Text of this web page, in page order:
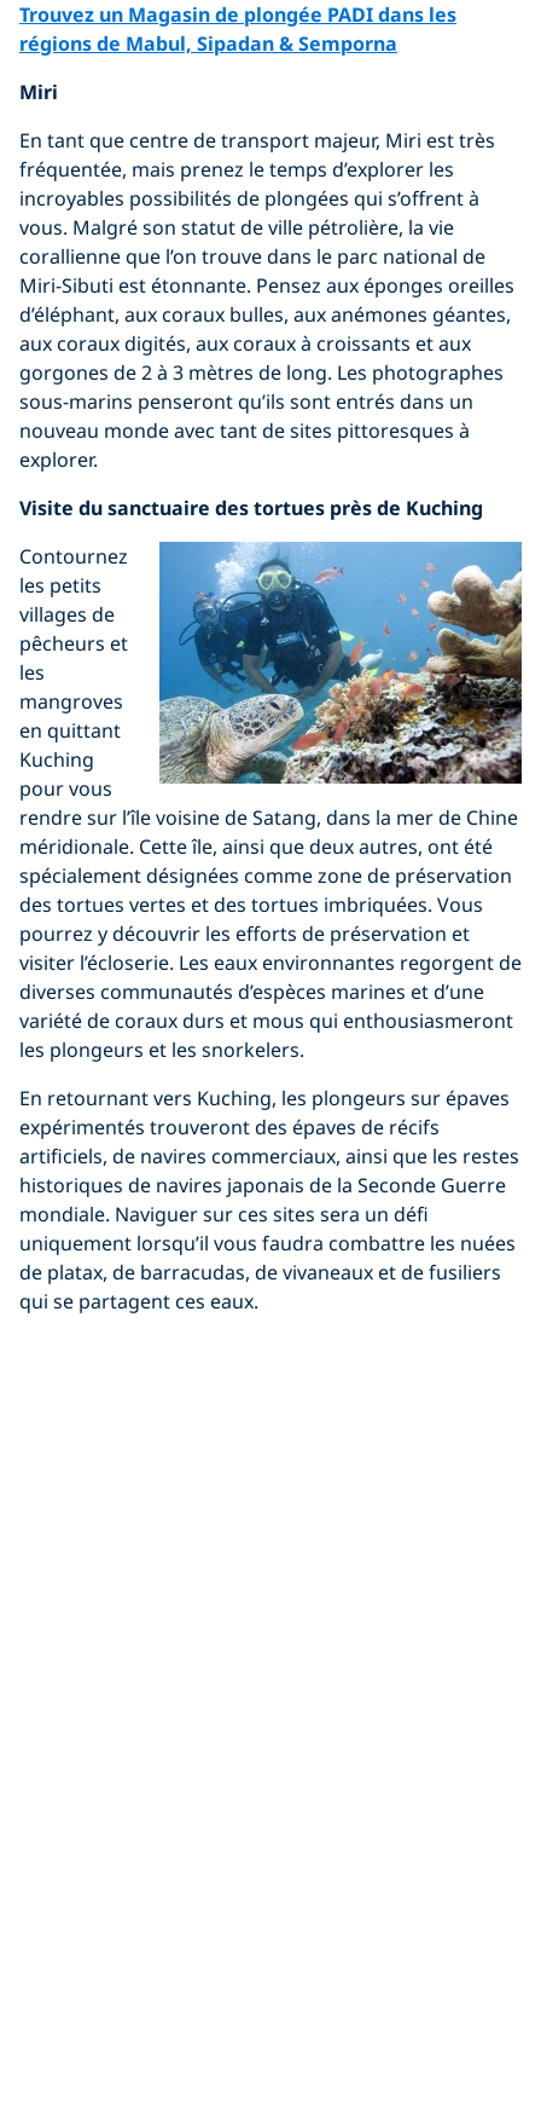
Trouvez un Magasin de plongée PADI dans les
régions de Mabul, Sipadan & Semporna
Miri
En tant que centre de transport majeur, Miri est très
fréquentée, mais prenez le temps d’explorer les
incroyables possibilités de plongées qui s’offrent à
vous. Malgré son statut de ville pétrolière, la vie
corallienne que l’on trouve dans le parc national de
Miri-Sibuti est étonnante. Pensez aux éponges oreilles
d’éléphant, aux coraux bulles, aux anémones géantes,
aux coraux digités, aux coraux à croissants et aux
gorgones de 2 à 3 mètres de long. Les photographes
sous-marins penseront qu’ils sont entrés dans un
nouveau monde avec tant de sites pittoresques à
explorer.
Visite du sanctuaire des tortues près de Kuching
Contournez
les petits
villages de
pêcheurs et
les
mangroves
en quittant
Kuching
pour vous
rendre sur l’île voisine de Satang, dans la mer de Chine
méridionale. Cette île, ainsi que deux autres, ont été
spécialement désignées comme zone de préservation
des tortues vertes et des tortues imbriquées. Vous
pourrez y découvrir les efforts de préservation et
visiter l’écloserie. Les eaux environnantes regorgent de
diverses communautés d’espèces marines et d’une
variété de coraux durs et mous qui enthousiasmeront
les plongeurs et les snorkelers.
En retournant vers Kuching, les plongeurs sur épaves
expérimentés trouveront des épaves de récifs
artificiels, de navires commerciaux, ainsi que les restes
historiques de navires japonais de la Seconde Guerre
mondiale. Naviguer sur ces sites sera un défi
uniquement lorsqu’il vous faudra combattre les nuées
de platax, de barracudas, de vivaneaux et de fusiliers
qui se partagent ces eaux.